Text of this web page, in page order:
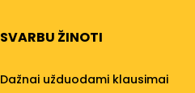
SVARBU ŽINOTI
Dažnai užduodami klausimai